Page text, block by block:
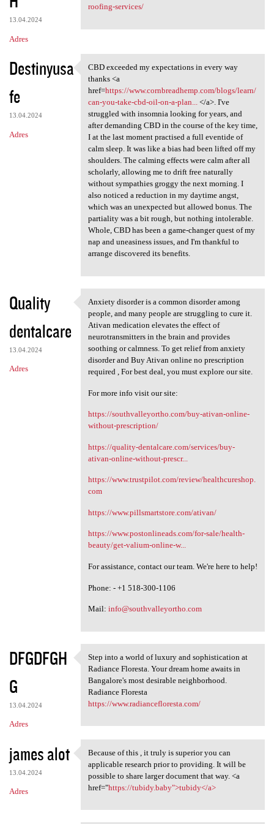
13.04.2024
Adres
roofing-services/
Destinyusa
fe
13.04.2024
Adres
CBD exceeded my expectations
CBD exceeded my expectations in every way
thanks <a
href=https://www.cornbreadhemp.com/blogs/learn/
can-you-take-cbd-oil-on-a-plan...</a>. I've
struggled with insomnia looking for years, and
after demanding CBD in the course of the key time,
I at the last moment practised a full eventide of
calm sleep. It was like a bias had been lifted off my
shoulders. The calming effects were calm after all
scholarly, allowing me to drift free naturally
without sympathies groggy the next morning. I
also noticed a reduction in my daytime angst,
which was an unexpected but allowed bonus. The
partiality was a bit rough, but nothing intolerable.
Whole, CBD has been a game-changer quest of my
nap and uneasiness issues, and I'm thankful to
arrange discovered its benefits.
Quality
dentalcare
13.04.2024
Adres
Anxiety disorder is a common
Anxiety disorder is a common disorder among
people, and many people are struggling to cure it.
Ativan medication elevates the effect of
neurotransmitters in the brain and provides
soothing or calmness. To get relief from anxiety
disorder and Buy Ativan online no prescription
required , For best deal, you must explore our site.
For more info visit our site:
https://southvalleyortho.com/buy-ativan-online-
without-prescription/
https://quality-dentalcare.com/services/buy-
ativan-online-without-prescr...
https://www.trustpilot.com/review/healthcureshop.
com
https://www.pillsmartstore.com/ativan/
https://www.postonlineads.com/for-sale/health-
beauty/get-valium-online-w...
For assistance, contact our team. We're here to help!
Phone: - +1 518-300-1106
Mail: info@southvalleyortho.com
DFGDFGH
G
13.04.2024
Adres
Step into a world of luxury
Step into a world of luxury and sophistication at
Radiance Floresta. Your dream home awaits in
Bangalore's most desirable neighborhood.
Radiance Floresta
https://www.radiancefloresta.com/
james alot
13.04.2024
Adres
Because of this , it truly is
Because of this , it truly is superior you can
applicable research prior to providing. It will be
possible to share larger document that way. <a
href="https://tubidy.baby">tubidy</a>